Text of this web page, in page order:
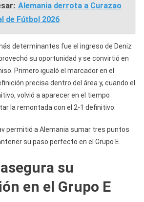
Alemania derrota a Curazao
de Fútbol 2026
determinantes fue el ingreso de Deniz
su oportunidad y se convirtió en
Primero igualó el marcador en el
precisa dentro del área y, cuando el
volvió a aparecer en el tiempo
la remontada con el 2-1 definitivo.
permitió a Alemania sumar tres puntos
su paso perfecto en el Grupo E.
su
en el Grupo E